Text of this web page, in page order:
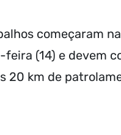
começaram
feira (14) e devem
20 km de